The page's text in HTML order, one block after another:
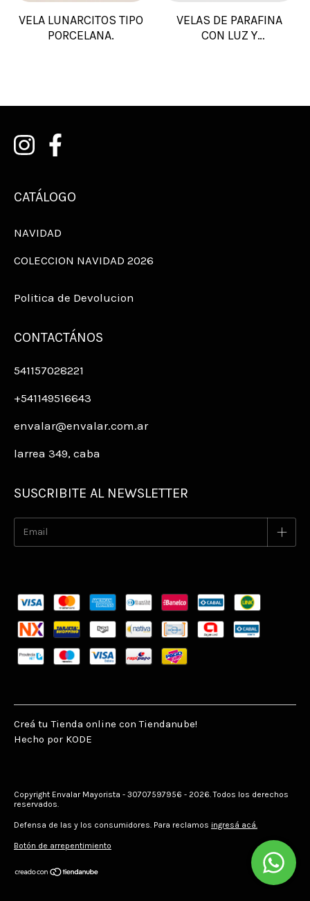
VELA LUNARCITOS TIPO
PORCELANA.
VELAS DE PARAFINA
CON LUZ Y
CATÁLOGO
NAVIDAD
COLECCION NAVIDAD 2026
Politica de Devolucion
CONTACTÁNOS
541157028221
+541149516643
envalar@envalar.com.ar
larrea 349, caba
SUSCRIBITE AL NEWSLETTER
Creá tu Tienda online con Tiendanube!
Hecho por KODE
Copyright Envalar Mayorista - 30707597956 - 2026. Todos los derechos
reservados.
Defensa de las y los consumidores. Para reclamos ingresá acá.
Botón de arrepentimiento